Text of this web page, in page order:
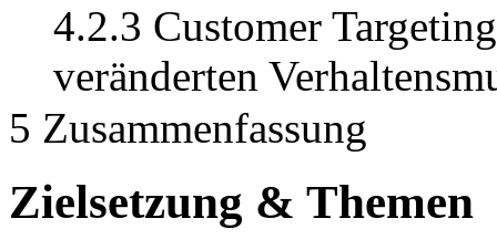
4.2.3 Customer
veränderten
5 Zusammenfassung
Zielsetzung & Themen